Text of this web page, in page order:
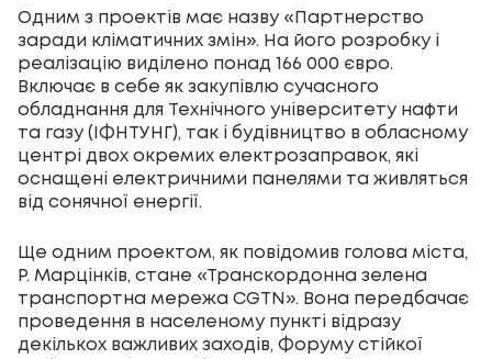
Одним з проектів має назву «Партнерство
заради кліматичних змін». На його розробку і
реалізацію виділено понад 166 000 євро.
Включає в себе як закупівлю сучасного
обладнання для Технічного університету нафти
та газу (ІФНТУНГ), так і будівництво в обласному
центрі двох окремих електрозаправок, які
оснащені електричними панелями та живляться
від сонячної енергії.
Ще одним проектом, як повідомив голова міста,
Р. Марцінків, стане «Транскордонна зелена
транспортна мережа CGTN». Вона передбачає
проведення в населеному пункті відразу
декількох важливих заходів, Форуму стійкої